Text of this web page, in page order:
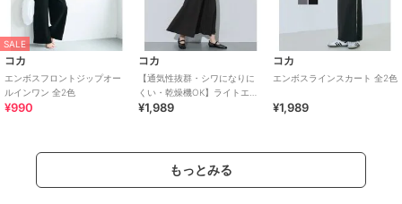
SALE
コカ
エンボスフロントジップオー
ルインワン 全2色
¥990
コカ
【通気性抜群・シワになりに
くい・乾燥機OK】ライトエン
ボスパネルフレアスカート 全2
¥1,989
コカ
エンボスラインスカート 全2色
¥1,989
もっとみる